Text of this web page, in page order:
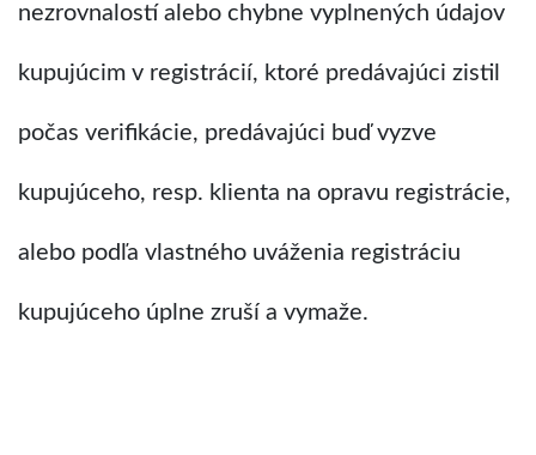
nezrovnalostí alebo chybne vyplnených údajov
kupujúcim v registrácií, ktoré predávajúci zistil
počas verifikácie, predávajúci buď vyzve
kupujúceho, resp. klienta na opravu registrácie,
alebo podľa vlastného uváženia registráciu
kupujúceho úplne zruší a vymaže.